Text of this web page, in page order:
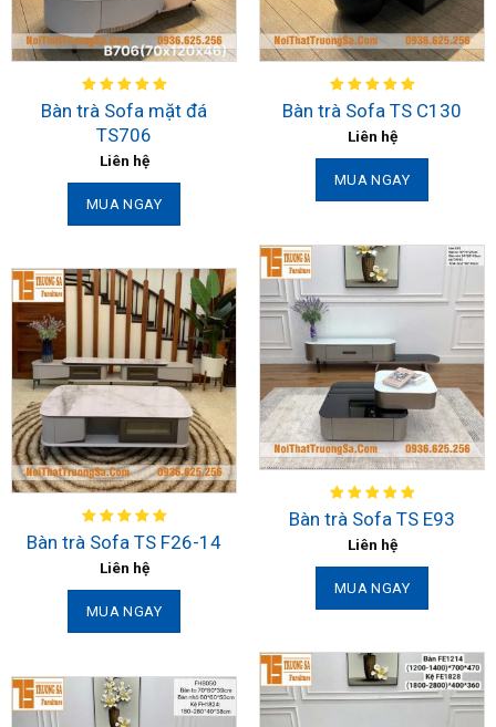
Bàn trà Sofa mặt đá
TS706
Liên hệ
MUA NGAY
Bàn trà Sofa TS C130
Liên hệ
MUA NGAY
Bàn trà Sofa TS E93
Liên hệ
MUA NGAY
Bàn trà Sofa TS F26-14
Liên hệ
MUA NGAY